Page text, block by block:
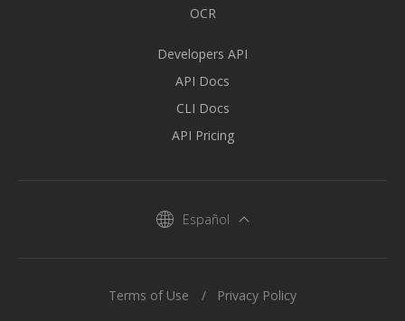
OCR
Developers API
API Docs
CLI Docs
API Pricing
Español
Terms of Use Privacy Policy